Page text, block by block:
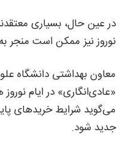
در عین حال، بسیاری
نوروز نیز ممکن است منجر
معاون بهداشتی دانشگاه
«عادی‌انگاری» در ایام
می‌گوید شرایط خریدهای
جدید شود.